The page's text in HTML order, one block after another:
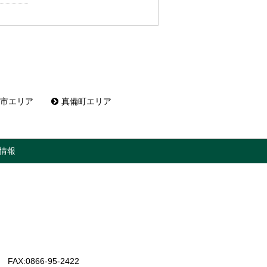
エリア 真備町エリア
報
FAX:0866-95-2422